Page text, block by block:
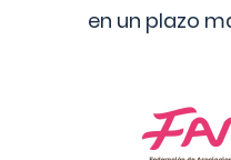
en un plazo